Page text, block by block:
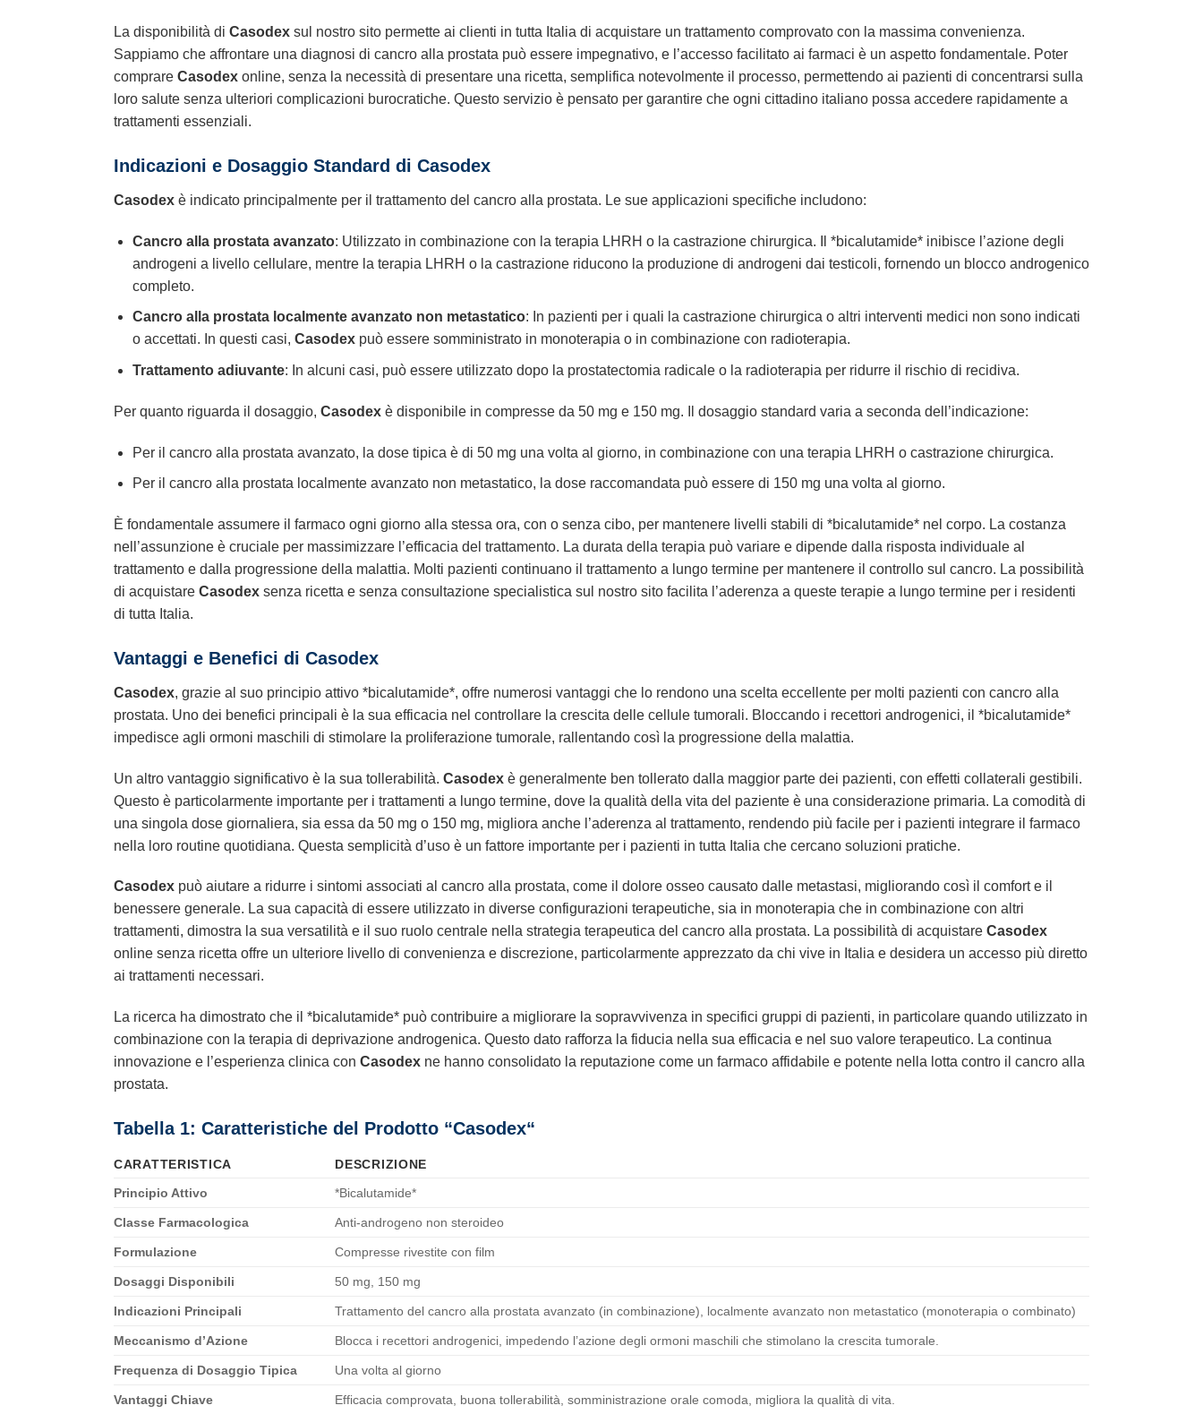
La disponibilità di Casodex sul nostro sito permette ai clienti in tutta Italia di acquistare un trattamento comprovato con la massima convenienza.
Sappiamo che affrontare una diagnosi di cancro alla prostata può essere impegnativo, e l’accesso facilitato ai farmaci è un aspetto fondamentale. Poter
comprare Casodex online, senza la necessità di presentare una ricetta, semplifica notevolmente il processo, permettendo ai pazienti di concentrarsi sulla
loro salute senza ulteriori complicazioni burocratiche. Questo servizio è pensato per garantire che ogni cittadino italiano possa accedere rapidamente a
trattamenti essenziali.
Indicazioni e Dosaggio Standard di Casodex
Casodex è indicato principalmente per il trattamento del cancro alla prostata. Le sue applicazioni specifiche includono:
Cancro alla prostata avanzato: Utilizzato in combinazione con la terapia LHRH o la castrazione chirurgica. Il *bicalutamide* inibisce l’azione degli
androgeni a livello cellulare, mentre la terapia LHRH o la castrazione riducono la produzione di androgeni dai testicoli, fornendo un blocco androgenico
completo.
Cancro alla prostata localmente avanzato non metastatico: In pazienti per i quali la castrazione chirurgica o altri interventi medici non sono indicati
o accettati. In questi casi, Casodexpuò essere somministrato in monoterapia o in combinazione con radioterapia.
Trattamento adiuvante: In alcuni casi, può essere utilizzato dopo la prostatectomia radicale o la radioterapia per ridurre il rischio di recidiva.
Per quanto riguarda il dosaggio, Casodex è disponibile in compresse da 50 mg e 150 mg. Il dosaggio standard varia a seconda dell’indicazione:
Per il cancro alla prostata avanzato, la dose tipica è di 50 mg una volta al giorno, in combinazione con una terapia LHRH o castrazione chirurgica.
Per il cancro alla prostata localmente avanzato non metastatico, la dose raccomandata può essere di 150 mg una volta al giorno.
È fondamentale assumere il farmaco ogni giorno alla stessa ora, con o senza cibo, per mantenere livelli stabili di *bicalutamide* nel corpo. La costanza
nell’assunzione è cruciale per massimizzare l’efficacia del trattamento. La durata della terapia può variare e dipende dalla risposta individuale al
trattamento e dalla progressione della malattia. Molti pazienti continuano il trattamento a lungo termine per mantenere il controllo sul cancro. La possibilità
di acquistare Casodex senza ricetta e senza consultazione specialistica sul nostro sito facilita l’aderenza a queste terapie a lungo termine per i residenti
di tutta Italia.
Vantaggi e Benefici di Casodex
Casodex, grazie al suo principio attivo *bicalutamide*, offre numerosi vantaggi che lo rendono una scelta eccellente per molti pazienti con cancro alla
prostata. Uno dei benefici principali è la sua efficacia nel controllare la crescita delle cellule tumorali. Bloccando i recettori androgenici, il *bicalutamide*
impedisce agli ormoni maschili di stimolare la proliferazione tumorale, rallentando così la progressione della malattia.
Un altro vantaggio significativo è la sua tollerabilità. Casodex è generalmente ben tollerato dalla maggior parte dei pazienti, con effetti collaterali gestibili.
Questo è particolarmente importante per i trattamenti a lungo termine, dove la qualità della vita del paziente è una considerazione primaria. La comodità di
una singola dose giornaliera, sia essa da 50 mg o 150 mg, migliora anche l’aderenza al trattamento, rendendo più facile per i pazienti integrare il farmaco
nella loro routine quotidiana. Questa semplicità d’uso è un fattore importante per i pazienti in tutta Italia che cercano soluzioni pratiche.
Casodex può aiutare a ridurre i sintomi associati al cancro alla prostata, come il dolore osseo causato dalle metastasi, migliorando così il comfort e il
benessere generale. La sua capacità di essere utilizzato in diverse configurazioni terapeutiche, sia in monoterapia che in combinazione con altri
trattamenti, dimostra la sua versatilità e il suo ruolo centrale nella strategia terapeutica del cancro alla prostata. La possibilità di acquistare Casodex
online senza ricetta offre un ulteriore livello di convenienza e discrezione, particolarmente apprezzato da chi vive in Italia e desidera un accesso più diretto
ai trattamenti necessari.
La ricerca ha dimostrato che il *bicalutamide* può contribuire a migliorare la sopravvivenza in specifici gruppi di pazienti, in particolare quando utilizzato in
combinazione con la terapia di deprivazione androgenica. Questo dato rafforza la fiducia nella sua efficacia e nel suo valore terapeutico. La continua
innovazione e l’esperienza clinica con Casodex ne hanno consolidato la reputazione come un farmaco affidabile e potente nella lotta contro il cancro alla
prostata.
Tabella 1: Caratteristiche del Prodotto “Casodex“
CARATTERISTICA
DESCRIZIONE
Principio Attivo
*Bicalutamide*
Classe Farmacologica Anti-androgeno non steroideo
Formulazione Compresse rivestite con film
Dosaggi Disponibili 50 mg, 150 mg
Indicazioni Principali Trattamento del cancro alla prostata avanzato (in combinazione), localmente avanzato non metastatico (monoterapia o combinato)
Meccanismo d’Azione Blocca i recettori androgenici, impedendo l’azione degli ormoni maschili che stimolano la crescita tumorale.
Frequenza di Dosaggio Tipica Una volta al giorno
Vantaggi Chiave Efficacia comprovata, buona tollerabilità, somministrazione orale comoda, migliora la qualità di vita.